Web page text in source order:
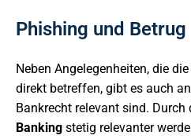
Phishing und Betrug
Neben Angelegenheiten, die
direkt betreffen, gibt es auch
Bankrecht relevant sind. Durch
Banking stetig relevanter